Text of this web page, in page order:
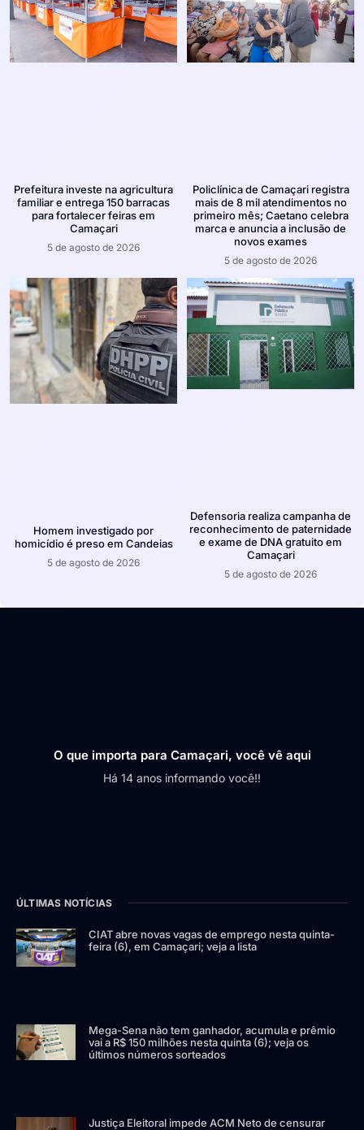
Prefeitura investe na agricultura
familiar e entrega 150 barracas
para fortalecer feiras em
Camaçari
5 de agosto de 2026
Policlínica de Camaçari registra
mais de 8 mil atendimentos no
primeiro mês; Caetano celebra
marca e anuncia a inclusão de
novos exames
5 de agosto de 2026
Homem investigado por
homicídio é preso em Candeias
5 de agosto de 2026
Defensoria realiza campanha de
reconhecimento de paternidade
e exame de DNA gratuito em
Camaçari
5 de agosto de 2026
O que importa para Camaçari, você vê aqui
Há 14 anos informando você!!
ÚLTIMAS NOTÍCIAS
CIAT abre novas vagas de emprego nesta quinta-
feira (6), em Camaçari; veja a lista
Mega-Sena não tem ganhador, acumula e prêmio
vai a R$ 150 milhões nesta quinta (6); veja os
últimos números sorteados
Justiça Eleitoral impede ACM Neto de censurar